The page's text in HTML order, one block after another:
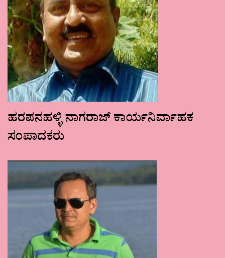
ಹರಪನಹಳ್ಳಿ ನಾಗರಾಜ್ ಕಾರ್ಯನಿರ್ವಾಹಕ
ಸಂಪಾದಕರು